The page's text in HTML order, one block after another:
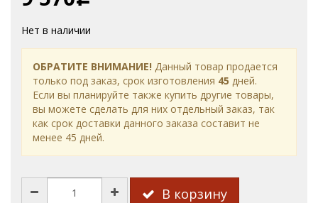
Нет в наличии
ОБРАТИТЕ ВНИМАНИЕ! Данный товар продается
только под заказ, срок изготовления 45 дней.
Если вы планируйте также купить другие товары,
вы можете сделать для них отдельный заказ, так
как срок доставки данного заказа составит не
менее 45 дней.
В корзину